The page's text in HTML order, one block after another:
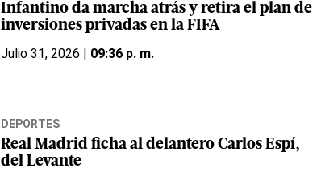
Infantino da marcha atrás y retira el plan de
inversiones privadas en la FIFA
Julio 31, 2026 | 09:36 p. m.
DEPORTES
Real Madrid ficha al delantero Carlos Espí,
del Levante